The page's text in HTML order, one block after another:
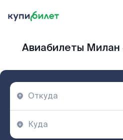
Авиабилеты Милан